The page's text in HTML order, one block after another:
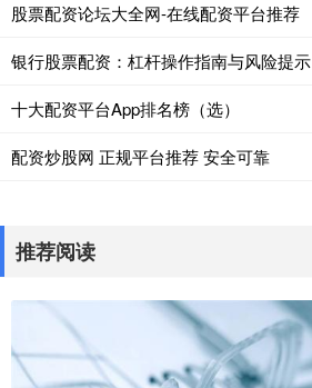
股票配资论坛大全网-在线配资平台推荐
银行股票配资：杠杆操作指南与风险提示
十大配资平台App排名榜（选）
配资炒股网 正规平台推荐 安全可靠
推荐阅读